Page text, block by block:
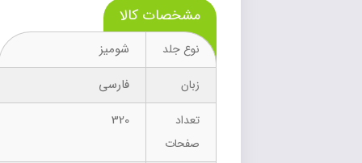
مشخصات کالا
نوع جلد شومیز